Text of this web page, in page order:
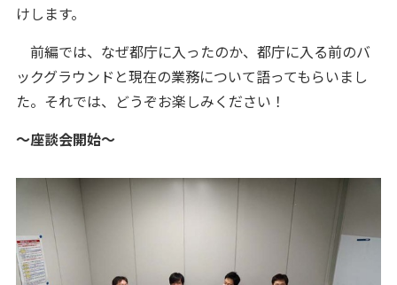
けします。
前編では、なぜ都庁に入ったのか、都庁に入る前のバ
ックグラウンドと現在の業務について語ってもらいまし
た。それでは、どうぞお楽しみください！
～座談会開始～